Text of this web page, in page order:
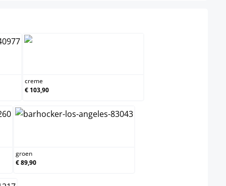
creme
€ 103,90
groen
€ 89,90